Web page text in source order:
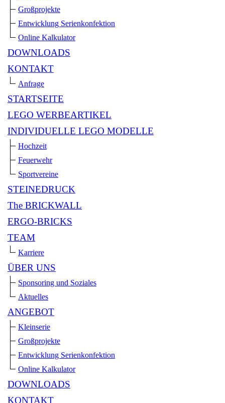
Großprojekte
Entwicklung Serienkonfektion
Online Kalkulator
DOWNLOADS
KONTAKT
Anfrage
STARTSEITE
LEGO WERBEARTIKEL
INDIVIDUELLE LEGO MODELLE
Hochzeit
Feuerwehr
Sportvereine
STEINEDRUCK
The BRICKWALL
ERGO-BRICKS
TEAM
Karriere
ÜBER UNS
Sponsoring und Soziales
Aktuelles
ANGEBOT
Kleinserie
Großprojekte
Entwicklung Serienkonfektion
Online Kalkulator
DOWNLOADS
KONTAKT